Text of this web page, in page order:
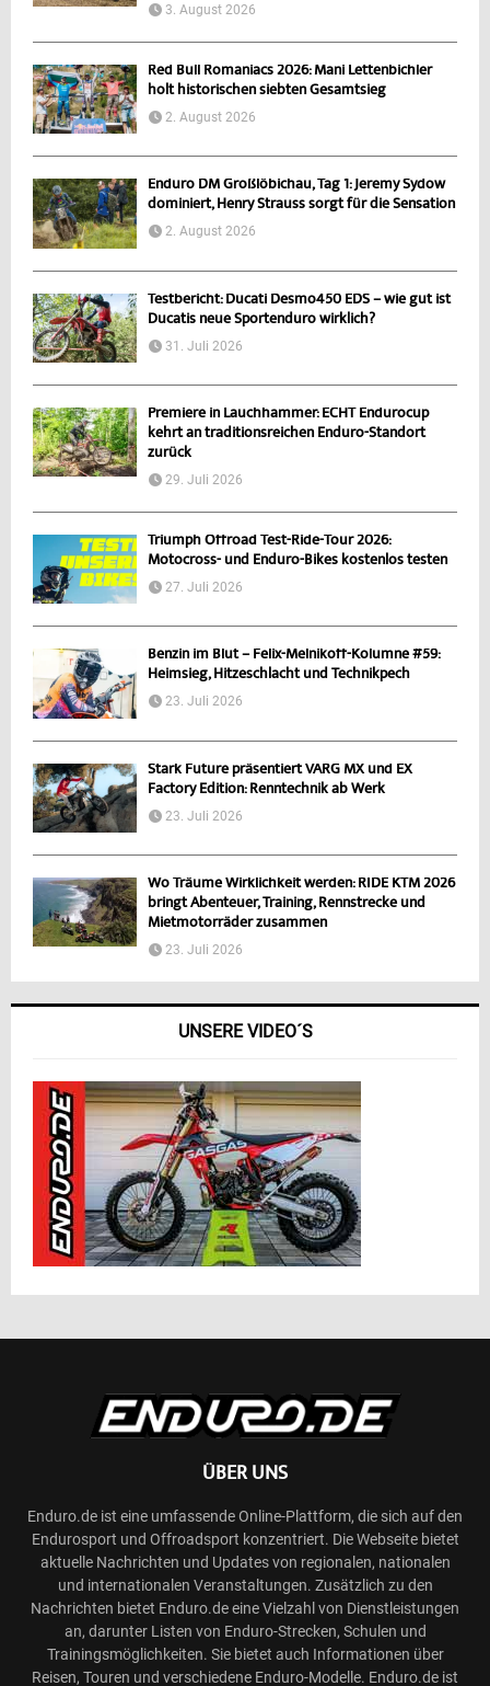
3. August 2026
Red Bull Romaniacs 2026: Mani Lettenbichler
holt historischen siebten Gesamtsieg
2. August 2026
Enduro DM Großlöbichau, Tag 1: Jeremy Sydow
dominiert, Henry Strauss sorgt für die Sensation
2. August 2026
Testbericht: Ducati Desmo450 EDS – wie gut ist
Ducatis neue Sportenduro wirklich?
31. Juli 2026
Premiere in Lauchhammer: ECHT Endurocup
kehrt an traditionsreichen Enduro-Standort
zurück
29. Juli 2026
Triumph Offroad Test-Ride-Tour 2026:
Motocross- und Enduro-Bikes kostenlos testen
27. Juli 2026
Benzin im Blut – Felix-Melnikoff-Kolumne #59:
Heimsieg, Hitzeschlacht und Technikpech
23. Juli 2026
Stark Future präsentiert VARG MX und EX
Factory Edition: Renntechnik ab Werk
23. Juli 2026
Wo Träume Wirklichkeit werden: RIDE KTM 2026
bringt Abenteuer, Training, Rennstrecke und
Mietmotorräder zusammen
23. Juli 2026
UNSERE VIDEO´S
ÜBER UNS
Enduro.de ist eine umfassende Online-Plattform, die sich auf den
Endurosport und Offroadsport konzentriert. Die Webseite bietet
aktuelle Nachrichten und Updates von regionalen, nationalen
und internationalen Veranstaltungen. Zusätzlich zu den
Nachrichten bietet Enduro.de eine Vielzahl von Dienstleistungen
an, darunter Listen von Enduro-Strecken, Schulen und
Trainingsmöglichkeiten. Sie bietet auch Informationen über
Reisen, Touren und verschiedene Enduro-Modelle. Enduro.de ist